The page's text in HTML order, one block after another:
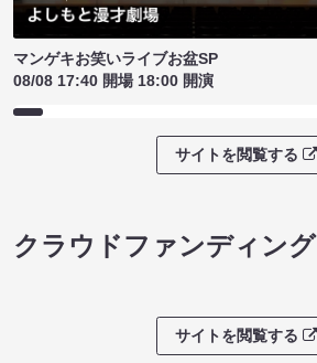
マンゲキお笑いライブお盆SP
08/08 17:40 開場 18:00 開演
サイトを閲覧する
クラウドファンディング
サイトを閲覧する